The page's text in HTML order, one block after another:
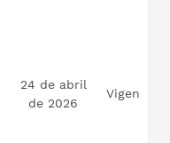
24 de abril
de 2026
Vigente